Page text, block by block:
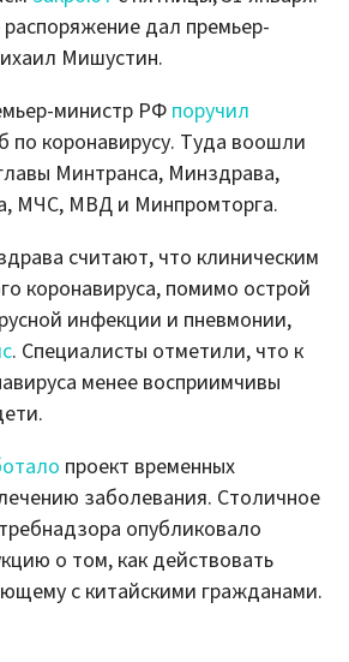
дал премьер-
Мишустин.
министр РФ поручил
по коронавирусу. Туда воошли
Минтранса, Минздрава,
МЧС, МВД и Минпромторга.
считают, что клиническим
коронавируса, помимо острой
инфекции и пневмонии,
. Специалисты отметили, что к
менее восприимчивы
проект временных
заболевания. Столичное
опубликовало
о том, как действовать
с китайскими гражданами.